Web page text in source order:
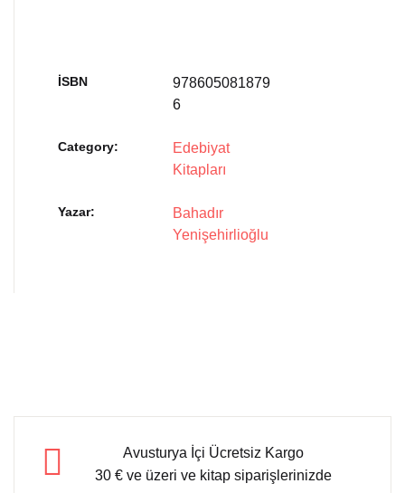
İSBN
978605081879
6
Category:
Edebiyat
Kitapları
Yazar
Bahadır
Yenişehirlioğlu
Avusturya İçi Ücretsiz Kargo
30 € ve üzeri ve kitap siparişlerinizde